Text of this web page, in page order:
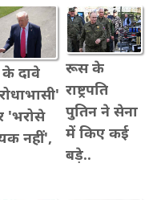
के दावे
'भरोसे
नहीं',
रूस के
राष्ट्रपति
पुत‍िन ने सेना
में क‍िए कई
बड़े..